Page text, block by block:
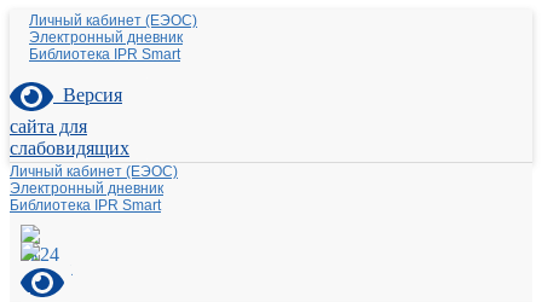
Личный кабинет (ЕЭОС)
Электронный дневник
Библиотека IPR Smart
Версия
сайта для
слабовидящих
Личный кабинет (ЕЭОС)
Электронный дневник
Библиотека IPR Smart